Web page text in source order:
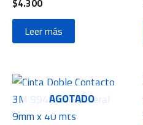
$4.300
Leer más
AGOTADO